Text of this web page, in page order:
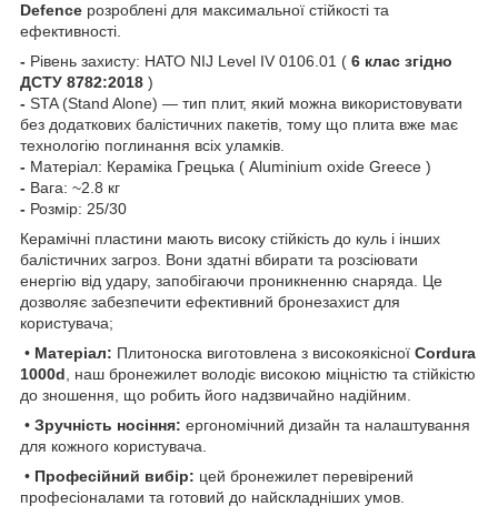
Defence розроблені для максимальної стійкості та
ефективності.
- Рівень захисту: НАТО NIJ Level IV 0106.01 ( 6 клас згідно
ДСТУ 8782:2018 )
- STA (Stand Alone) — тип плит, який можна використовувати
без додаткових балістичних пакетів, тому що плита вже має
технологію поглинання всіх уламків.
- Матеріал: Кераміка Грецька ( Aluminium oxide Greece )
- Вага: ~2.8 кг
- Розмір: 25/30
Керамічні пластини мають високу стійкість до куль і інших
балістичних загроз. Вони здатні вбирати та розсіювати
енергію від удару, запобігаючи проникненню снаряда. Це
дозволяє забезпечити ефективний бронезахист для
користувача;
• Матеріал: Плитоноска виготовлена з високоякісної Cordura
1000d, наш бронежилет володіє високою міцністю та стійкістю
до зношення, що робить його надзвичайно надійним.
• Зручність носіння: ергономічний дизайн та налаштування
для кожного користувача.
• Професійний вибір: цей бронежилет перевірений
професіоналами та готовий до найскладніших умов.